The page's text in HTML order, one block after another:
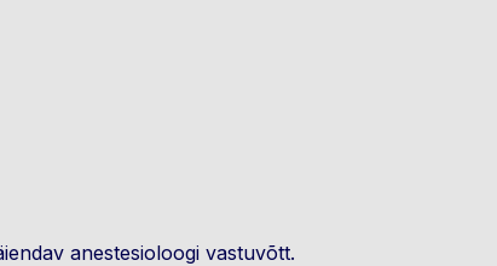
anestesioloogi vastuvõtt.